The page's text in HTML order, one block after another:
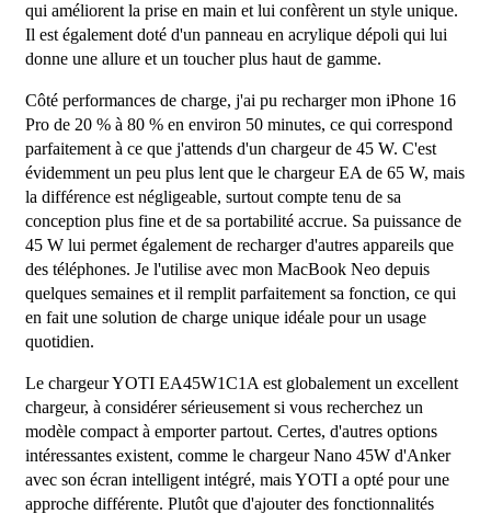
qui améliorent la prise en main et lui confèrent un style unique.
Il est également doté d'un panneau en acrylique dépoli qui lui
donne une allure et un toucher plus haut de gamme.
Côté performances de charge, j'ai pu recharger mon iPhone 16
Pro de 20 % à 80 % en environ 50 minutes, ce qui correspond
parfaitement à ce que j'attends d'un chargeur de 45 W. C'est
évidemment un peu plus lent que le chargeur EA de 65 W, mais
la différence est négligeable, surtout compte tenu de sa
conception plus fine et de sa portabilité accrue. Sa puissance de
45 W lui permet également de recharger d'autres appareils que
des téléphones. Je l'utilise avec mon MacBook Neo depuis
quelques semaines et il remplit parfaitement sa fonction, ce qui
en fait une solution de charge unique idéale pour un usage
quotidien.
Le chargeur YOTI EA45W1C1A est globalement un excellent
chargeur, à considérer sérieusement si vous recherchez un
modèle compact à emporter partout. Certes, d'autres options
intéressantes existent, comme le chargeur Nano 45W d'Anker
avec son écran intelligent intégré, mais YOTI a opté pour une
approche différente. Plutôt que d'ajouter des fonctionnalités